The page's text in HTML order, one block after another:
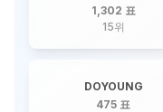
1,302 표
15위
DOYOUNG
475 표